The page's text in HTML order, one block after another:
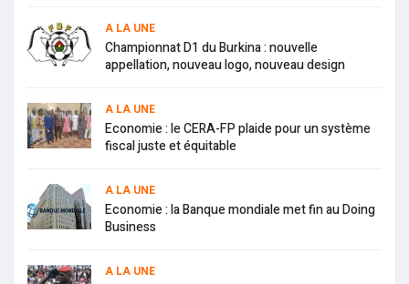
A LA UNE
Championnat D1 du Burkina : nouvelle
appellation, nouveau logo, nouveau design
A LA UNE
Economie : le CERA-FP plaide pour un système
fiscal juste et équitable
A LA UNE
Economie : la Banque mondiale met fin au Doing
Business
A LA UNE